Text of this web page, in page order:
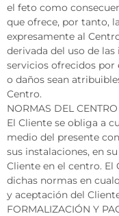
el feto como
que ofrece, por tanto,
expresamente al
derivada del uso de
servicios ofrecidos por
o daños sean
Centro.
NORMAS DEL CENTRO
El Cliente se obliga a
medio del presente
sus instalaciones, en
Cliente en el centro. El
dichas normas en
y aceptación del
FORMALIZACIÓN Y